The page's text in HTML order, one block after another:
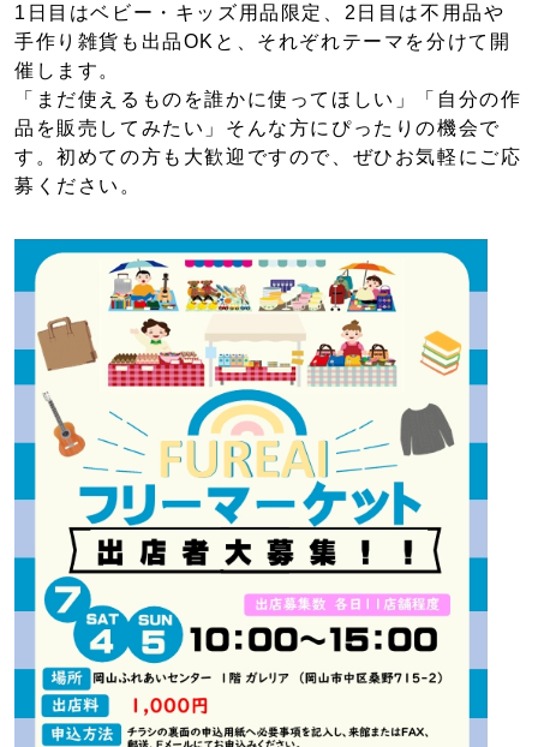
1日目はベビー・キッズ用品限定、2日目は不用品や
手作り雑貨も出品OKと、それぞれテーマを分けて開
催します。
「まだ使えるものを誰かに使ってほしい」「自分の作
品を販売してみたい」そんな方にぴったりの機会で
す。初めての方も大歓迎ですので、ぜひお気軽にご応
募ください。